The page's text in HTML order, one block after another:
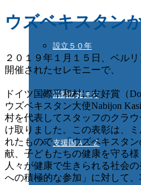
設立５０年
活動の始まり
支援国Ａ－Ｚ
ウズベキスタン
２０１９年１月１５日、ベル
開催されたセレモニーで、
ドイツ国際平和村に友好賞（
ウズベキスタン大使Nabijon
村を代表してスタッフのクラ
け取りました。この表彰は、
れたもので、「ウズベキスタ
献、子どもたちの健康を守る様
人々が健康で生きられる社会
への積極的な参加」に対して